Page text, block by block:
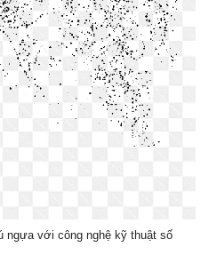
ngựa với công nghệ kỹ thuật số